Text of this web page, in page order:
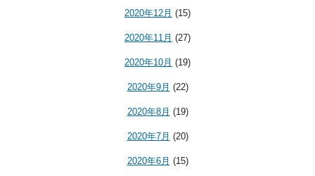
2020年12月 (15)
2020年11月 (27)
2020年10月 (19)
2020年9月 (22)
2020年8月 (19)
2020年7月 (20)
2020年6月 (15)